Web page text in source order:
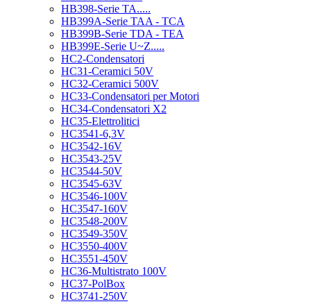
HB398-Serie TA.....
HB399A-Serie TAA - TCA
HB399B-Serie TDA - TEA
HB399E-Serie U~Z.....
HC2-Condensatori
HC31-Ceramici 50V
HC32-Ceramici 500V
HC33-Condensatori per Motori
HC34-Condensatori X2
HC35-Elettrolitici
HC3541-6,3V
HC3542-16V
HC3543-25V
HC3544-50V
HC3545-63V
HC3546-100V
HC3547-160V
HC3548-200V
HC3549-350V
HC3550-400V
HC3551-450V
HC36-Multistrato 100V
HC37-PolBox
HC3741-250V